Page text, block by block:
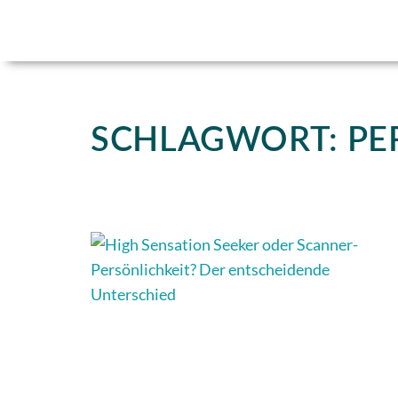
SCHLAGWORT: